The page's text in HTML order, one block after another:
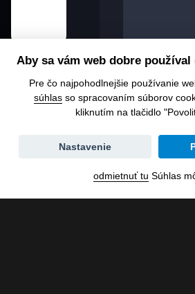
Aby sa vám web dobre
Pre čo najpohodlnejšie používanie
súhlasso spracovaním súborov
kliknutím na tlačidlo
Nastavenie
odmietnuť tu Súhlas